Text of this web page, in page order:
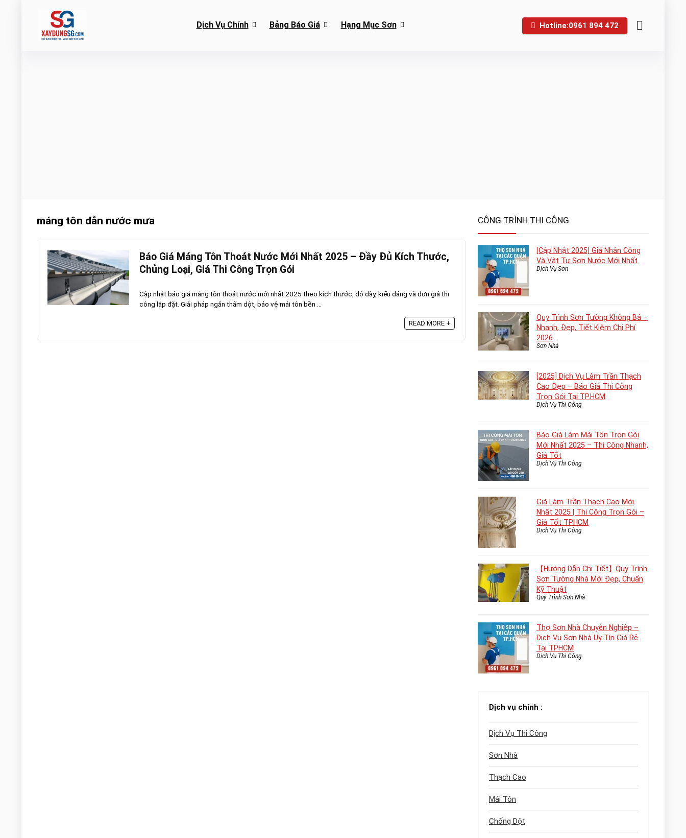
Dịch Vụ Chính Bảng Báo Giá Hạng Mục Sơn Hotline:0961 894 472
máng tôn dẫn nước mưa
Báo Giá Máng Tôn Thoát Nước Mới Nhất 2025 – Đầy Đủ Kích Thước,
Chủng Loại, Giá Thi Công Trọn Gói
Cập nhật báo giá máng tôn thoát nước mới nhất 2025 theo kích thước, độ dày, kiểu dáng và đơn giá thi
công lắp đặt. Giải pháp ngăn thấm dột, bảo vệ mái tôn bền ...
READ MORE +
CÔNG TRÌNH THI CÔNG
[Cập Nhật 2025] Giá Nhân Công
Và Vật Tư Sơn Nước Mới Nhất
Dịch Vụ Sơn
Quy Trình Sơn Tường Không Bả –
Nhanh, Đẹp, Tiết Kiệm Chi Phí
2026
Sơn Nhà
[2025] Dịch Vụ Làm Trần Thạch
Cao Đẹp – Báo Giá Thi Công
Trọn Gói Tại TP.HCM
Dịch Vụ Thi Công
Báo Giá Làm Mái Tôn Trọn Gói
Mới Nhất 2025 – Thi Công Nhanh,
Giá Tốt
Dịch Vụ Thi Công
Giá Làm Trần Thạch Cao Mới
Nhất 2025 | Thi Công Trọn Gói –
Giá Tốt TPHCM
Dịch Vụ Thi Công
【Hướng Dẫn Chi Tiết】Quy Trình
Sơn Tường Nhà Mới Đẹp, Chuẩn
Kỹ Thuật
Quy Trình Sơn Nhà
Thợ Sơn Nhà Chuyên Nghiệp –
Dịch Vụ Sơn Nhà Uy Tín Giá Rẻ
Tại TPHCM
Dịch Vụ Thi Công
Dịch vụ chính :
Dịch Vụ Thi Công
Sơn Nhà
Thạch Cao
Mái Tôn
Chống Dột